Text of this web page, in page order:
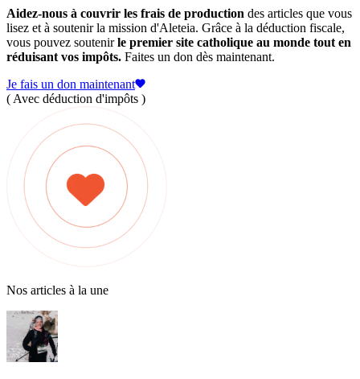
Aidez-nous à couvrir les frais de production des articles que vous
lisez et à soutenir la mission d'Aleteia. Grâce à la déduction fiscale,
vous pouvez soutenirle premier site catholique au monde tout en
réduisant vos impôts. Faites un don dès maintenant.
Je fais un don maintenant
( Avec déduction d'impôts )
Nos articles à la une